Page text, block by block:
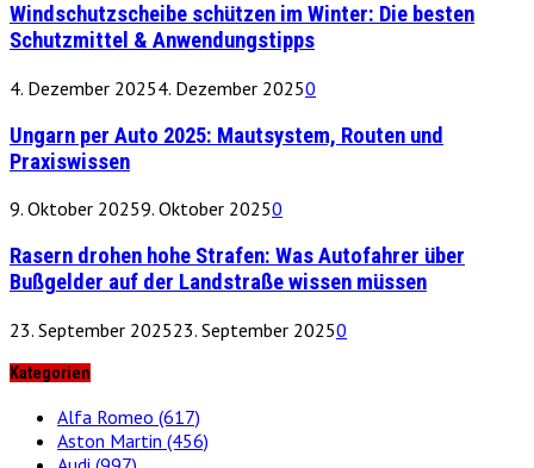
Windschutzscheibe schützen im Winter: Die besten
Schutzmittel & Anwendungstipps
4. Dezember 20254. Dezember 20250
Ungarn per Auto 2025: Mautsystem, Routen und
Praxiswissen
9. Oktober 20259. Oktober 20250
Rasern drohen hohe Strafen: Was Autofahrer über
Bußgelder auf der Landstraße wissen müssen
23. September 202523. September 20250
Kategorien
Alfa Romeo (617)
Aston Martin (456)